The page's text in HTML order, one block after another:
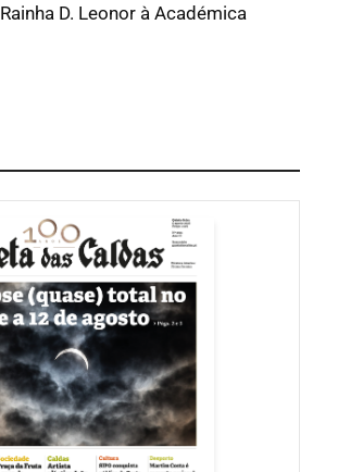
Rainha D. Leonor à Académica